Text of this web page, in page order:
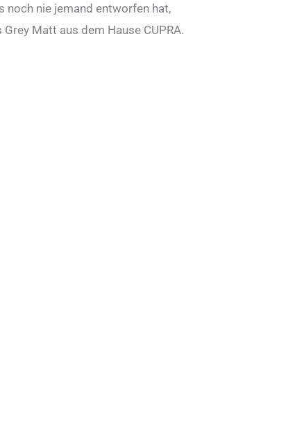
noch nie jemand entworfen hat,
Matt aus dem Hause CUPRA.